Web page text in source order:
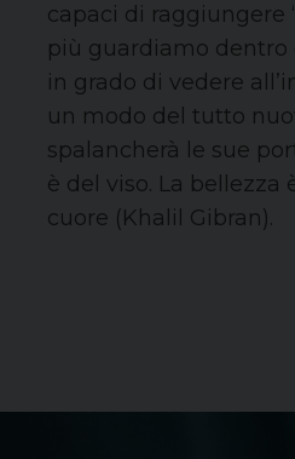
capaci di raggiungere
più guardiamo dentro
in grado di vedere
un modo del tutto
spalancherà le sue
è del viso. La bellezza
cuore (Khalil Gibran).